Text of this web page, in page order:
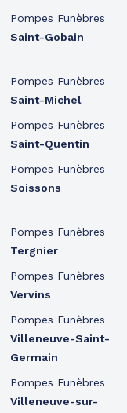
Pompes Funèbres
Saint-Gobain
Pompes Funèbres
Saint-Michel
Pompes Funèbres
Saint-Quentin
Pompes Funèbres
Soissons
Pompes Funèbres
Tergnier
Pompes Funèbres
Vervins
Pompes Funèbres
Villeneuve-Saint-
Germain
Pompes Funèbres
Villeneuve-sur-